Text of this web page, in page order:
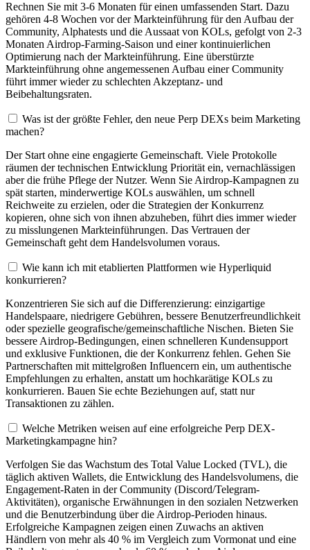
Rechnen Sie mit 3-6 Monaten für einen umfassenden Start. Dazu
gehören 4-8 Wochen vor der Markteinführung für den Aufbau der
Community, Alphatests und die Aussaat von KOLs, gefolgt von 2-3
Monaten Airdrop-Farming-Saison und einer kontinuierlichen
Optimierung nach der Markteinführung. Eine überstürzte
Markteinführung ohne angemessenen Aufbau einer Community
führt immer wieder zu schlechten Akzeptanz- und
Beibehaltungsraten.
Was ist der größte Fehler, den neue Perp DEXs beim Marketing
machen?
Der Start ohne eine engagierte Gemeinschaft. Viele Protokolle
räumen der technischen Entwicklung Priorität ein, vernachlässigen
aber die frühe Pflege der Nutzer. Wenn Sie Airdrop-Kampagnen zu
spät starten, minderwertige KOLs auswählen, um schnell
Reichweite zu erzielen, oder die Strategien der Konkurrenz
kopieren, ohne sich von ihnen abzuheben, führt dies immer wieder
zu misslungenen Markteinführungen. Das Vertrauen der
Gemeinschaft geht dem Handelsvolumen voraus.
Wie kann ich mit etablierten Plattformen wie Hyperliquid
konkurrieren?
Konzentrieren Sie sich auf die Differenzierung: einzigartige
Handelspaare, niedrigere Gebühren, bessere Benutzerfreundlichkeit
oder spezielle geografische/gemeinschaftliche Nischen. Bieten Sie
bessere Airdrop-Bedingungen, einen schnelleren Kundensupport
und exklusive Funktionen, die der Konkurrenz fehlen. Gehen Sie
Partnerschaften mit mittelgroßen Influencern ein, um authentische
Empfehlungen zu erhalten, anstatt um hochkarätige KOLs zu
konkurrieren. Bauen Sie echte Beziehungen auf, statt nur
Transaktionen zu zählen.
Welche Metriken weisen auf eine erfolgreiche Perp DEX-
Marketingkampagne hin?
Verfolgen Sie das Wachstum des Total Value Locked (TVL), die
täglich aktiven Wallets, die Entwicklung des Handelsvolumens, die
Engagement-Raten in der Community (Discord/Telegram-
Aktivitäten), organische Erwähnungen in den sozialen Netzwerken
und die Benutzerbindung über die Airdrop-Perioden hinaus.
Erfolgreiche Kampagnen zeigen einen Zuwachs an aktiven
Händlern von mehr als 40 % im Vergleich zum Vormonat und eine